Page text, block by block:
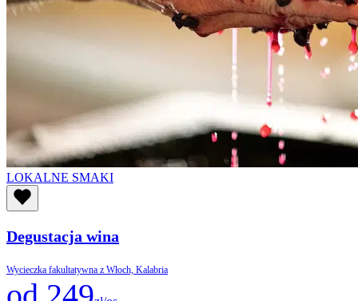
LOKALNE SMAKI
Degustacja wina
Wycieczka fakultatywna z Włoch, Kalabria